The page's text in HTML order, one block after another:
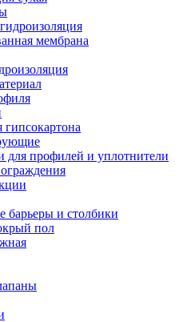
мембрана
для профилей и уплотнители
барьеры и столбики
пол